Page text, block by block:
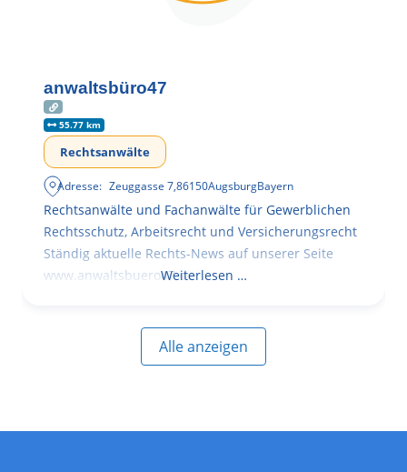
anwaltsbüro47
55.77 km
Rechtsanwälte
Adresse: Zeuggasse 7,86150AugsburgBayern
Rechtsanwälte und Fachanwälte für Gewerblichen
Rechtsschutz, Arbeitsrecht und Versicherungsrecht
Ständig aktuelle Rechts-News auf unserer Seite
www.anwaltsbuero47.deWeiterlesen …
Alle anzeigen